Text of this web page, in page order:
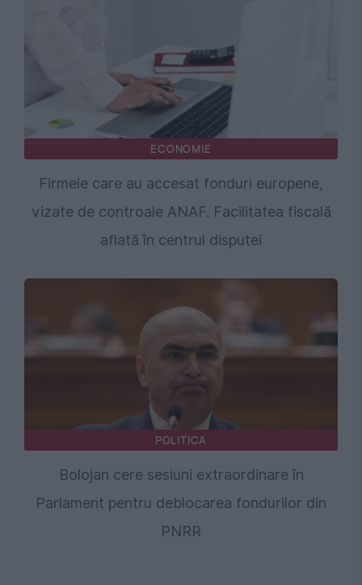
ECONOMIE
Firmele care au accesat fonduri europene,
vizate de controale ANAF. Facilitatea fiscală
aflată în centrul disputei
POLITICA
Bolojan cere sesiuni extraordinare în
Parlament pentru deblocarea fondurilor din
PNRR